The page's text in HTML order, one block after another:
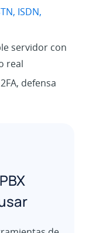
ISDN,
servidor con
real
defensa